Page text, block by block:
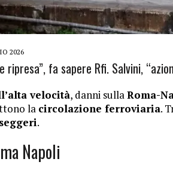
2026
ripresa”, fa sapere Rfi. Salvini,
velocità, danni sullaRoma-
la circolazione ferroviaria.
.
Napoli